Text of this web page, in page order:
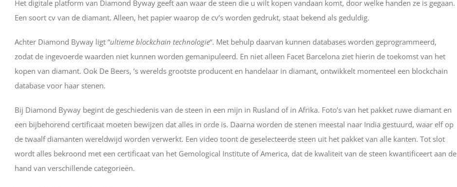
Het digitale platform van Diamond Byway geeft aan waar de steen die u wilt kopen vandaan komt, door welke handen ze is gegaan.
Een soort cv van de diamant. Alleen, het papier waarop de cv’s worden gedrukt, staat bekend als geduldig.
Achter Diamond Byway ligt “ultieme blockchain technologie“. Met behulp daarvan kunnen databases worden geprogrammeerd,
zodat de ingevoerde waarden niet kunnen worden gemanipuleerd. En niet alleen Facet Barcelona ziet hierin de toekomst van het
kopen van diamant. Ook De Beers, ’s werelds grootste producent en handelaar in diamant, ontwikkelt momenteel een blockchain
database voor haar stenen.
Bij Diamond Byway begint de geschiedenis van de steen in een mijn in Rusland of in Afrika. Foto’s van het pakket ruwe diamant en
een bijbehorend certificaat moeten bewijzen dat alles in orde is. Daarna worden de stenen meestal naar India gestuurd, waar elf op
de twaalf diamanten wereldwijd worden verwerkt. Een video toont de geselecteerde steen uit het pakket van alle kanten. Tot slot
wordt alles bekroond met een certificaat van het Gemological Institute of America, dat de kwaliteit van de steen kwantificeert aan de
hand van verschillende categorieën.